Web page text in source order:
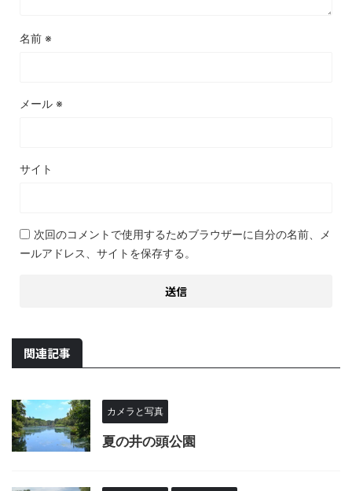
名前 ※
メール ※
サイト
次回のコメントで使用するためブラウザーに自分の名前、メ
ールアドレス、サイトを保存する。
関連記事
カメラと写真
夏の井の頭公園